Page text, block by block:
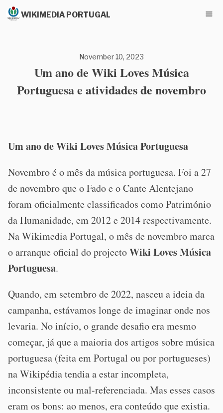
WIKIMEDIA PORTUGAL
November 10, 2023
Um ano de Wiki Loves Música
Portuguesa e atividades de novembro
Um ano de Wiki Loves Música Portuguesa
Novembro é o mês da música portuguesa. Foi a 27
de novembro que o Fado e o Cante Alentejano
foram oficialmente classificados como Património
da Humanidade, em 2012 e 2014 respectivamente.
Na Wikimedia Portugal, o mês de novembro marca
o arranque oficial do projectoWiki Loves Música
Portuguesa.
Quando, em setembro de 2022, nasceu a ideia da
campanha, estávamos longe de imaginar onde nos
levaria. No início, o grande desafio era mesmo
começar, já que a maioria dos artigos sobre música
portuguesa (feita em Portugal ou por portugueses)
na Wikipédia tendia a estar incompleta,
inconsistente ou mal-referenciada. Mas esses casos
eram os bons: ao menos, era conteúdo que existia.